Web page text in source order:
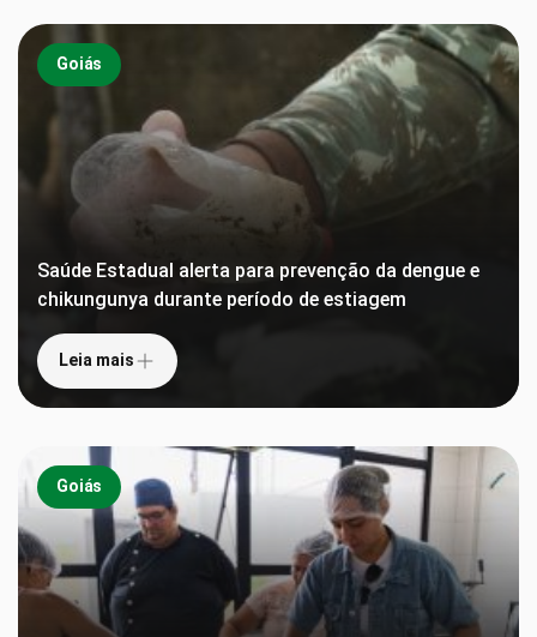
Goiás
Saúde Estadual alerta para prevenção da dengue e
chikungunya durante período de estiagem
Leia mais
Goiás